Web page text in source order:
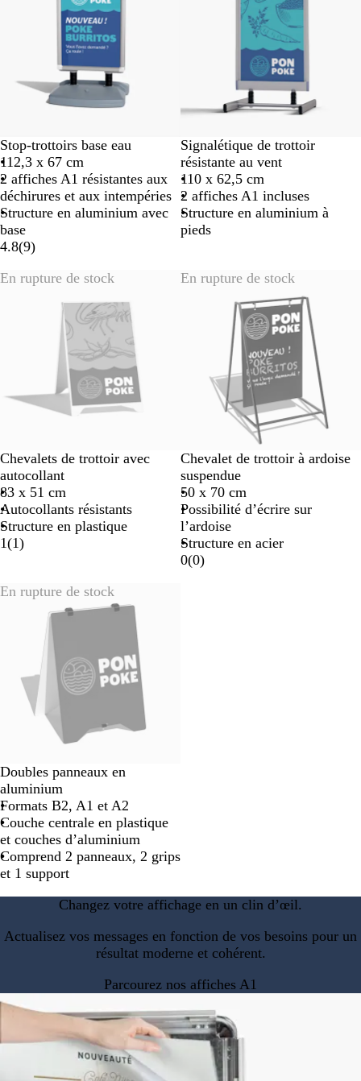
Stop-trottoirs base eau
112,3 x 67 cm
2 affiches A1 résistantes aux
déchirures et aux intempéries
Structure en aluminium avec
base
4.8(9)
Signalétique de trottoir
résistante au vent
110 x 62,5 cm
2 affiches A1 incluses
Structure en aluminium à
pieds
En rupture de stock
Chevalets de trottoir avec
autocollant
83 x 51 cm
Autocollants résistants
Structure en plastique
1(1)
En rupture de stock
Chevalet de trottoir à ardoise
suspendue
50 x 70 cm
Possibilité d’écrire sur
l’ardoise
Structure en acier
0(0)
En rupture de stock
Doubles panneaux en
aluminium
Formats B2, A1 et A2
Couche centrale en plastique
et couches d’aluminium
Comprend 2 panneaux, 2 grips
et 1 support
Changez votre affichage en un clin d’œil.
Actualisez vos messages en fonction de vos besoins pour un
résultat moderne et cohérent.
Parcourez nos affiches A1